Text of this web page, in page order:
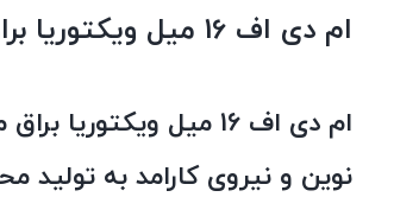
ام دی اف 16 میل ویکتوریا براق
ام دی اف 16 میل ویکتوریا براق محصول شرکت ایرانی
نوین و نیروی کارامد به